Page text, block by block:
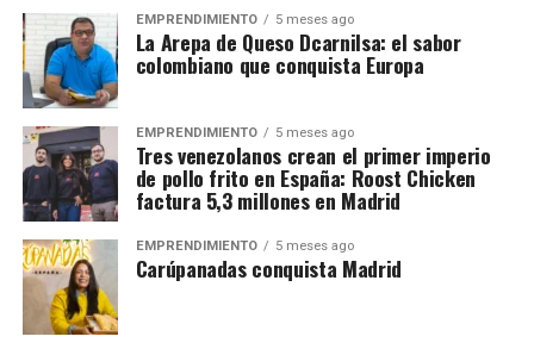
EMPRENDIMIENTO 5 meses ago
La Arepa de Queso Dcarnilsa: el sabor
colombiano que conquista Europa
EMPRENDIMIENTO 5 meses ago
Tres venezolanos crean el primer imperio
de pollo frito en España: Roost Chicken
factura 5,3 millones en Madrid
EMPRENDIMIENTO 5 meses ago
Carúpanadas conquista Madrid